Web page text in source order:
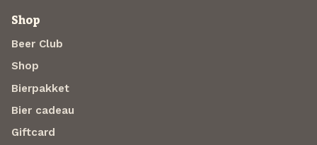
Shop
Beer Club
Shop
Bierpakket
Bier cadeau
Giftcard